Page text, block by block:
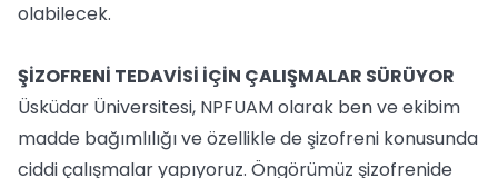
olabilecek.
ŞİZOFRENİ TEDAVİSİ İÇİN ÇALIŞMALAR SÜRÜYOR
Üsküdar Üniversitesi, NPFUAM olarak ben ve ekibim
madde bağımlılığı ve özellikle de şizofreni konusunda
ciddi çalışmalar yapıyoruz. Öngörümüz şizofrenide